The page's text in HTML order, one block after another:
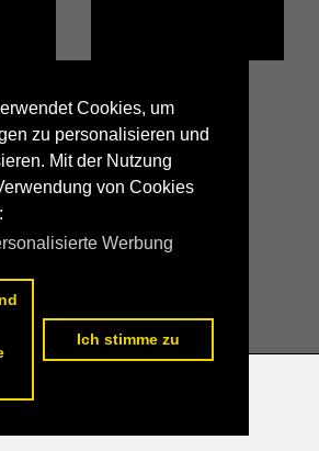
| Schmalspur
Personenwagen | Schmalspur
Cookies, um
zu personalisieren und
Mit der Nutzung
von Cookies
Werbung
Ich stimme zu